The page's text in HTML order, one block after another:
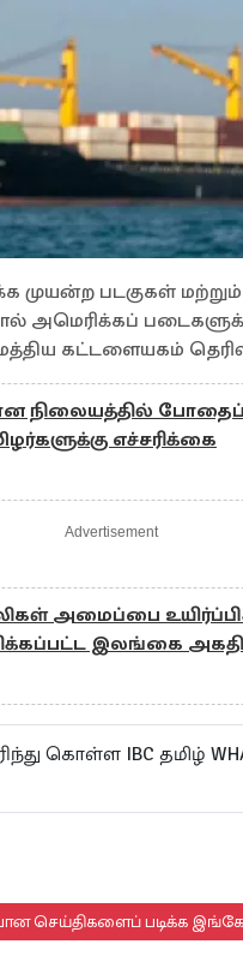
படகுகள்
அமெரிக்கப்
கட்டளையகம்
நிலையத்தில்
எச்சரிக்கை
Advertisement
அமைப்பை
இலங்கை அகதி
கொள்ள IBC தமிழ்
செய்திகளைப் படிக்க இங்கே